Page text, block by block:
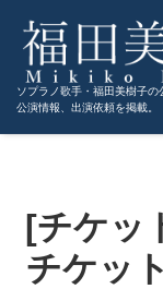
ソプラノ歌手・福田美樹子
公演情報、出演依頼を掲載。
[チケッ
チケッ